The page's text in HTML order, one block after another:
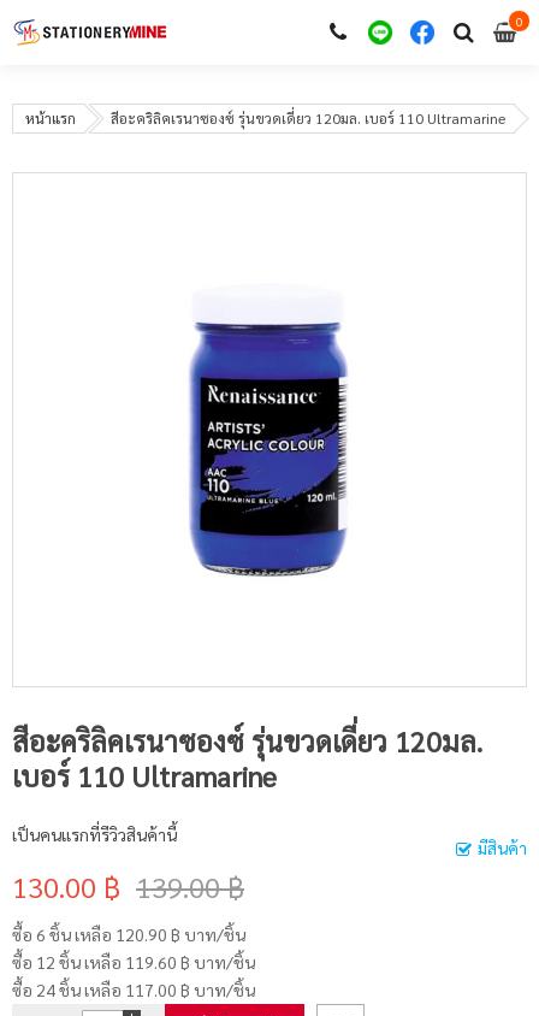
00
หน้าแรก สีอะคริลิคเรนาซองซ์ รุ่นขวดเดี่ยว 120มล. เบอร์ 110 Ultramarine
สีอะคริลิคเรนาซองซ์ รุ่นขวดเดี่ยว 120มล.
เบอร์ 110 Ultramarine
มีสินค้า
เป็นคนแรกที่รีวิวสินค้านี้
130.00 ฿ 139.00 ฿
ซื้อ 6 ชิ้น เหลือ 120.90 ฿ บาท/ชิ้น
ซื้อ 12 ชิ้น เหลือ 119.60 ฿ บาท/ชิ้น
ซื้อ 24 ชิ้น เหลือ 117.00 ฿ บาท/ชิ้น